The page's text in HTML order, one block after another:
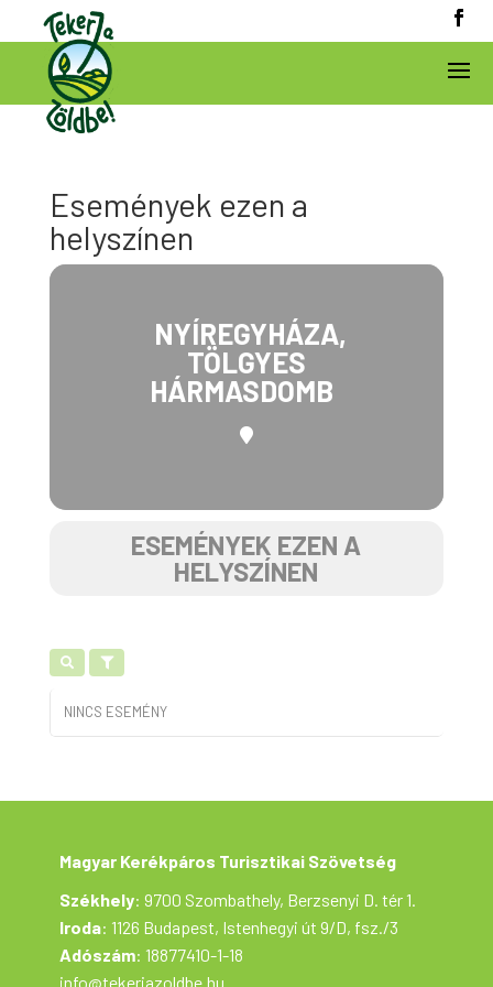
Események ezen a
helyszínen
NYÍREGYHÁZA,
TÖLGYES
HÁRMASDOMB
ESEMÉNYEK EZEN A
HELYSZÍNEN
NINCS ESEMÉNY
Magyar Kerékpáros Turisztikai Szövetség
Székhely: 9700 Szombathely, Berzsenyi D. tér 1.
Iroda: 1126 Budapest, Istenhegyi út 9/D, fsz./3
Adószám: 18877410-1-18
info@tekerjazoldbe.hu